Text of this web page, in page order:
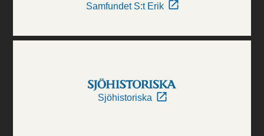
Samfundet S:t Erik
Sjöhistoriska